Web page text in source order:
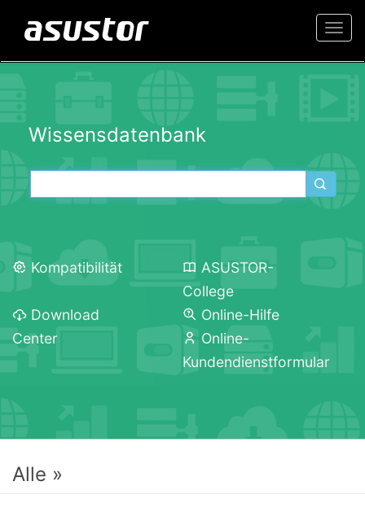
Wissensdatenbank
Kompatibilität
ASUSTOR-
College
Download
Center
Online-Hilfe
Online-
Kundendienstformular
Alle »